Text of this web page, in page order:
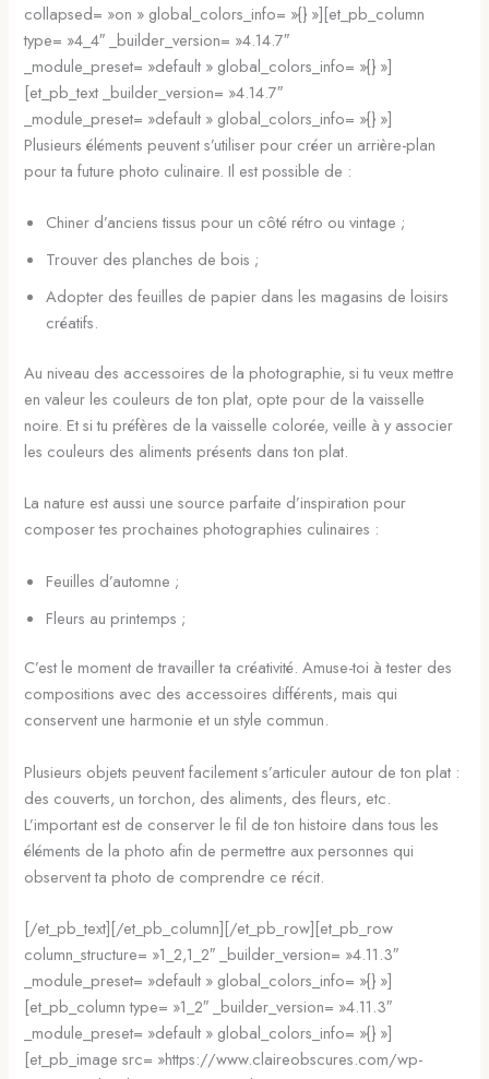
collapsed= »on » global_colors_info= »{} »][et_pb_column
type= »4_4″ _builder_version= »4.14.7″
_module_preset= »default » global_colors_info= »{} »]
[et_pb_text _builder_version= »4.14.7″
_module_preset= »default » global_colors_info= »{} »]
Plusieurs éléments peuvent s’utiliser pour créer un arrière-plan
pour ta future photo culinaire. Il est possible de :
Chiner d’anciens tissus pour un côté rétro ou vintage ;
Trouver des planches de bois ;
Adopter des feuilles de papier dans les magasins de loisirs
créatifs.
Au niveau des accessoires de la photographie, si tu veux mettre
en valeur les couleurs de ton plat, opte pour de la vaisselle
noire. Et si tu préfères de la vaisselle colorée, veille à y associer
les couleurs des aliments présents dans ton plat.
La nature est aussi une source parfaite d’inspiration pour
composer tes prochaines photographies culinaires :
Feuilles d’automne ;
Fleurs au printemps ;
C’est le moment de travailler ta créativité. Amuse-toi à tester des
compositions avec des accessoires différents, mais qui
conservent une harmonie et un style commun.
Plusieurs objets peuvent facilement s’articuler autour de ton plat :
des couverts, un torchon, des aliments, des fleurs, etc.
L’important est de conserver le fil de ton histoire dans tous les
éléments de la photo afin de permettre aux personnes qui
observent ta photo de comprendre ce récit.
[/et_pb_text][/et_pb_column][/et_pb_row][et_pb_row
column_structure= »1_2,1_2″ _builder_version= »4.11.3″
_module_preset= »default » global_colors_info= »{} »]
[et_pb_column type= »1_2″ _builder_version= »4.11.3″
_module_preset= »default » global_colors_info= »{} »]
[et_pb_image src= »https://www.claireobscures.com/wp-